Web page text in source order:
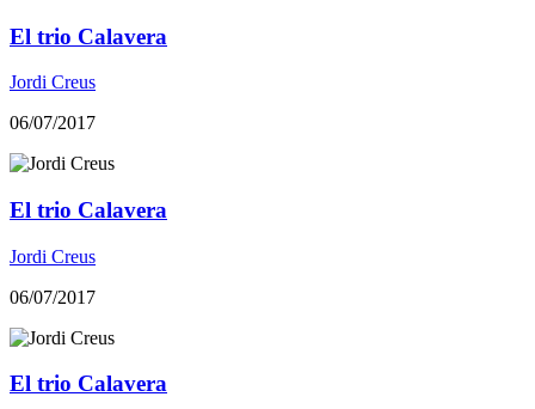
El trio Calavera
Jordi Creus
06/07/2017
El trio Calavera
Jordi Creus
06/07/2017
El trio Calavera